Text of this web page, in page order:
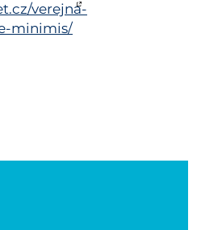
verejna-
minimis/